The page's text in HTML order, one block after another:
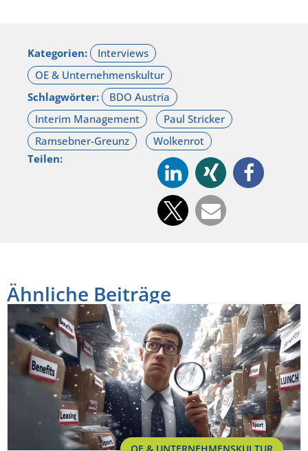
Kategorien:
Schlagwörter:
Teilen:
Ähnliche Beiträge
OE & UNTERNEHMENSKULTUR